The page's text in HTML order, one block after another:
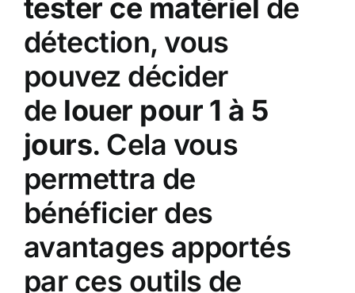
tester ce matériel de
détection, vous
pouvez décider
de louer pour 1 à 5
jours. Cela vous
permettra de
bénéficier des
avantages apportés
par ces outils de